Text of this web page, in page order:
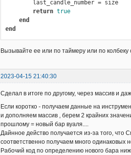
return true
end
end
Вызывайте ее или по таймеру или по
2023-04-15 21:40:30
Сделал в итоге по другому, через массив и
Если коротко - получаем данные на
и дополняем массив , берем 2 крайних
прошлому = новый бар вуаля....
Дайнное действо получается из-за того, что
соответственно получаем много одинаковых
Рабочий код по определению нового бара